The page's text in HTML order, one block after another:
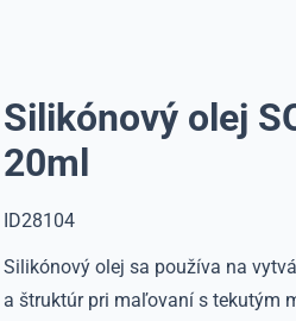
Silikónový olej
20ml
ID28104
Silikónový olej sa používa na
a štruktúr pri maľovaní s tekutým